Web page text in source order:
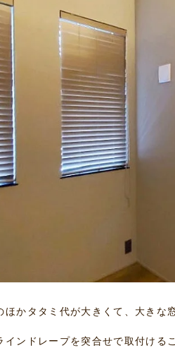
ほかタタミ代が大きくて、大き
インドレープを突合せで取付ける